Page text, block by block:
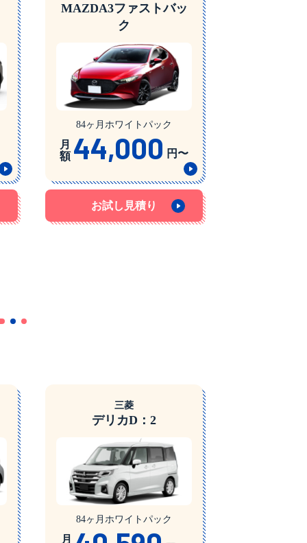
MAZDA3ファストバッ
ク
84ヶ月ホワイトパック
月
額 44,000 円〜
お試し見積り
三菱
デリカD：2
84ヶ月ホワイトパック
月